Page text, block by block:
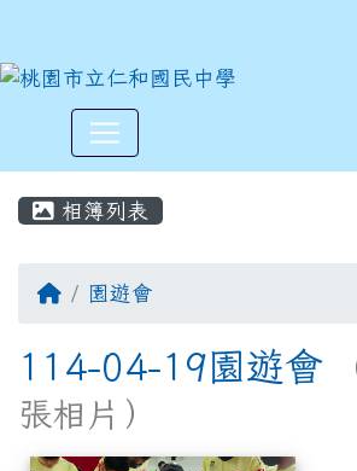
相簿列表
園遊會
114-04-19園遊會
張相片）